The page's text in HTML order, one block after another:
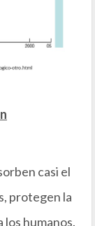
casi el
protegen la
los humanos.